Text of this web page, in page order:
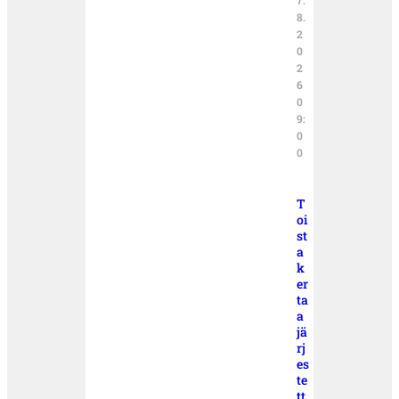
8.
2
0
2
6
0
9:
0
0
T
oi
st
a
k
er
ta
a
jä
rj
es
te